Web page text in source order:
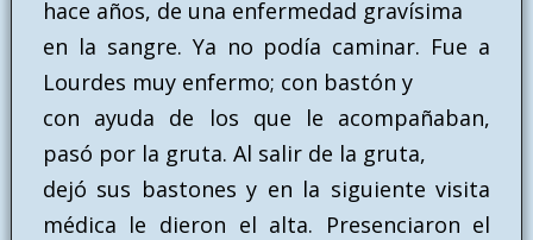
hace años, de una enfermedad gravísima
en la sangre. Ya no podía caminar. Fue a
Lourdes muy enfermo; con bastón y
con ayuda de los que le acompañaban,
pasó por la gruta. Al salir de la gruta,
dejó sus bastones y en la siguiente visita
médica le dieron el alta. Presenciaron el